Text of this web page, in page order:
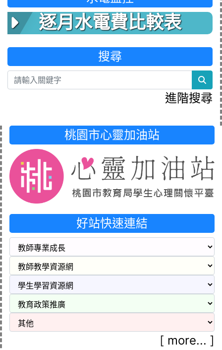
逐月水電費比較表
搜尋
進階搜尋
桃園市心靈加油站
好站快速連結
[ more... ]